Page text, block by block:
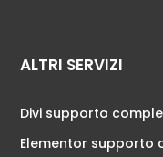
ALTRI SERVIZI
Divi supporto
Elementor supporto